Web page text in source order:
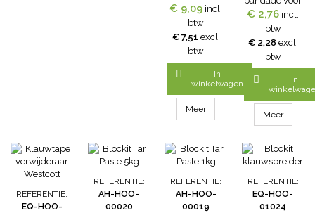
klauwverband,
wondverband,
drukverband
etc
€ 9,09 incl.
btw
€ 7,51 excl.
btw

In
winkelwagen
Meer
het intapen
van de benen,
hoeven en
klauwen. De
Animal Profi
10 cm zwart
heeft een
uitstekende
prijs-
Tevens te
gebruiken bij
het binden van
pleisters,
watten etc. om
€ 2,76 incl.
btw
€ 2,28 excl.
btw

In
Meer
REFERENTIE:
EQ-HOO-
REFERENTIE:
AH-HOO-
00020
REFERENTIE:
AH-HOO-
00019
REFERENTIE:
EQ-HOO-
01024